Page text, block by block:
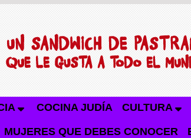
COCINA JUDÍA CULTURA
MUJERES QUE DEBES CONOCER